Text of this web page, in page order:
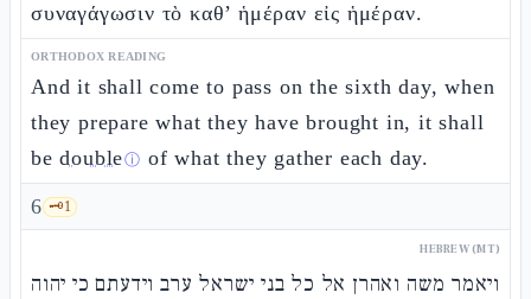
συναγάγωσιν τὸ καθ’ ἡμέραν εἰς ἡμέραν.
ORTHODOX READING
And it shall come to pass on the sixth day, when
they prepare what they have brought in, it shall
bedoubleⓘ of what they gather each day.
6 🗝️1
HEBREW (MT)
ויאמר משה ואהרן אל כל בני ישראל ערב וידעתם כי יהוה